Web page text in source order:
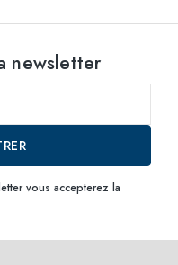
newsletter
vous accepterez la